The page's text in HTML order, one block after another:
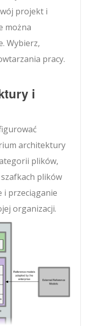
projekt i
można
Wybierz,
pracy.
i
architektury
plików,
plików
przeciąganie
organizacji.